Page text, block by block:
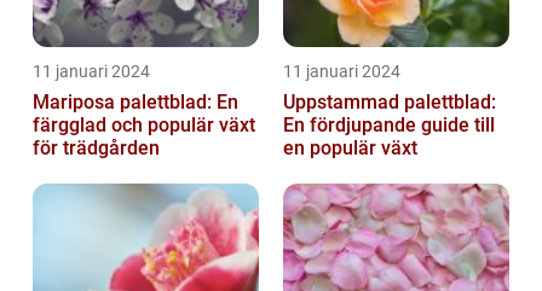
11 januari 2024
Mariposa palettblad: En
färgglad och populär växt
för trädgården
11 januari 2024
Uppstammad palettblad:
En fördjupande guide till
en populär växt